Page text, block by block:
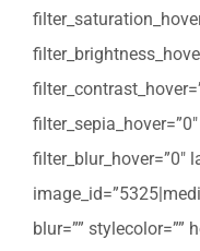
filter_blur_hover=”0″
blur=”” stylecolor=””